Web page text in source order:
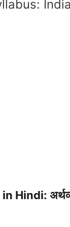
Hindi: